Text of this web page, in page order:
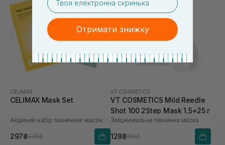
CELIMAX
CELIMAX Mask Set
Акційний набір тканинних масок
297₴330₴
VT COSMETICS
VT COSMETICS Mild Reedle
Shot 100 2Step Mask 1,5+25 г
Зміцнювальна тканинна маска
128₴150₴
Отримати знижку